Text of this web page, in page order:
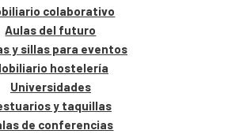
colaborativo
Aulas del futuro
y sillas para eventos
hostelería
Universidades
y taquillas
de conferencias